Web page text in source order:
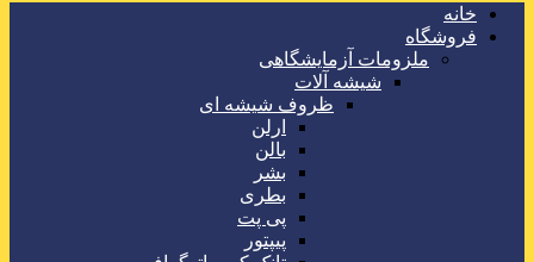
خانه
فروشگاه
ملزومات آزمایشگاهی
شیشه آلات
ظروف شیشه ای
ارلن
بالن
بشر
بطری
پی پت
پیپتور